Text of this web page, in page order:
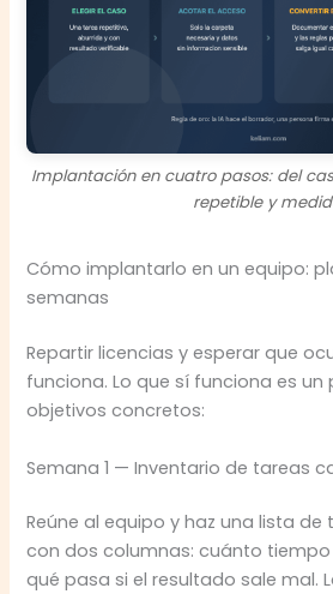
Implantación en cuatro pasos: del
repetible y
Cómo implantarlo en un equipo:
semanas
Repartir licencias y esperar que
funciona. Lo que sí funciona es
objetivos concretos:
Semana 1 — Inventario de tareas
Reúne al equipo y haz una lista
con dos columnas: cuánto
qué pasa si el resultado sale mal.